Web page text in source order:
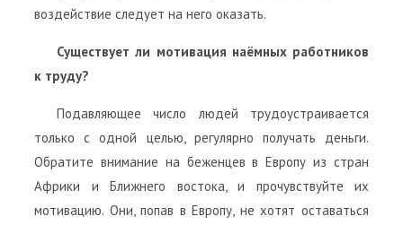
воздействие следует на него оказать.
Существует ли мотивация наёмных работников
к труду?
Подавляющее число людей трудоустраивается
только с одной целью, регулярно получать деньги.
Обратите внимание на беженцев в Европу из стран
Африки и Ближнего востока, и прочувствуйте их
мотивацию. Они, попав в Европу, не хотят оставаться